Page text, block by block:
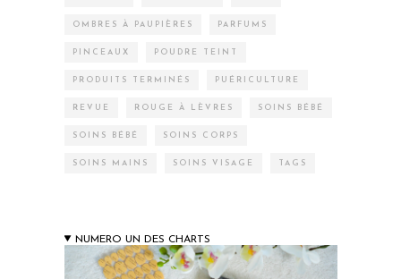
OMBRES À PAUPIÈRES PARFUMS
PINCEAUX POUDRE TEINT
PRODUITS TERMINÉS PUÉRICULTURE
REVUE ROUGE À LÈVRES SOINS BÉBÉ
SOINS BÉBÉ SOINS CORPS
SOINS MAINS SOINS VISAGE TAGS
NUMERO UN DES CHARTS